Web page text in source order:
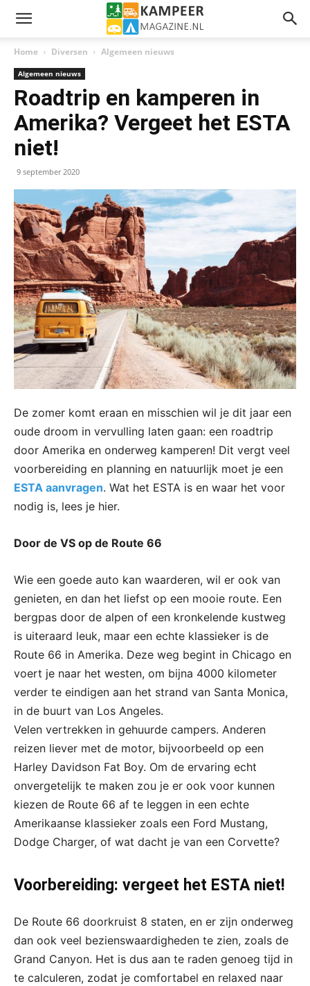
Home Diversen Algemeen nieuws
Algemeen nieuws
Roadtrip en kamperen in
Amerika? Vergeet het ESTA
niet!
9 september 2020
De zomer komt eraan en misschien wil je dit jaar een
oude droom in vervulling laten gaan: een roadtrip
door Amerika en onderweg kamperen! Dit vergt veel
voorbereiding en planning en natuurlijk moet je een
ESTA aanvragen. Wat het ESTA is en waar het voor
nodig is, lees je hier.
Door de VS op de Route 66
Wie een goede auto kan waarderen, wil er ook van
genieten, en dan het liefst op een mooie route. Een
bergpas door de alpen of een kronkelende kustweg
is uiteraard leuk, maar een echte klassieker is de
Route 66 in Amerika. Deze weg begint in Chicago en
voert je naar het westen, om bijna 4000 kilometer
verder te eindigen aan het strand van Santa Monica,
in de buurt van Los Angeles.
Velen vertrekken in gehuurde campers. Anderen
reizen liever met de motor, bijvoorbeeld op een
Harley Davidson Fat Boy. Om de ervaring echt
onvergetelijk te maken zou je er ook voor kunnen
kiezen de Route 66 af te leggen in een echte
Amerikaanse klassieker zoals een Ford Mustang,
Dodge Charger, of wat dacht je van een Corvette?
Voorbereiding: vergeet het ESTA niet!
De Route 66 doorkruist 8 staten, en er zijn onderweg
dan ook veel bezienswaardigheden te zien, zoals de
Grand Canyon. Het is dus aan te raden genoeg tijd in
te calculeren, zodat je comfortabel en relaxed naar